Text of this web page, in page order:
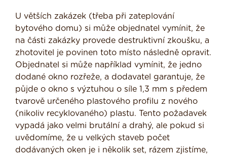
U větších zakázek (třeba při zateplování
bytového domu) si může objednatel vymínit, že
na části zakázky provede destruktivní zkoušku, a
zhotovitel je povinen toto místo následně opravit.
Objednatel si může například vymínit, že jedno
dodané okno rozřeže, a dodavatel garantuje, že
půjde o okno s výztuhou o síle 1,3 mm s předem
tvarově určeného plastového profilu z nového
(nikoliv recyklovaného) plastu. Tento požadavek
vypadá jako velmi brutální a drahý, ale pokud si
uvědomíme, že u velkých staveb počet
dodávaných oken je i několik set, rázem zjistíme,